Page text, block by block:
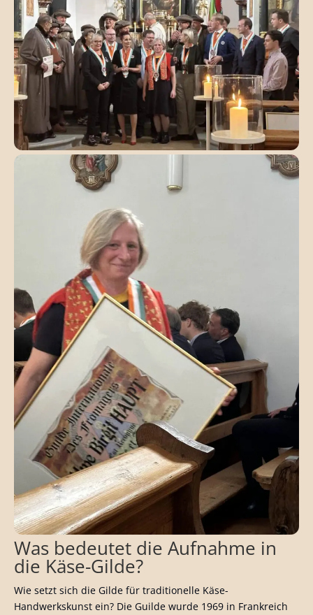
Was bedeutet die Aufnahme in
die Käse-Gilde?
Wie setzt sich die Gilde für traditionelle Käse-
Handwerkskunst ein? Die Guilde wurde 1969 in Frankreich